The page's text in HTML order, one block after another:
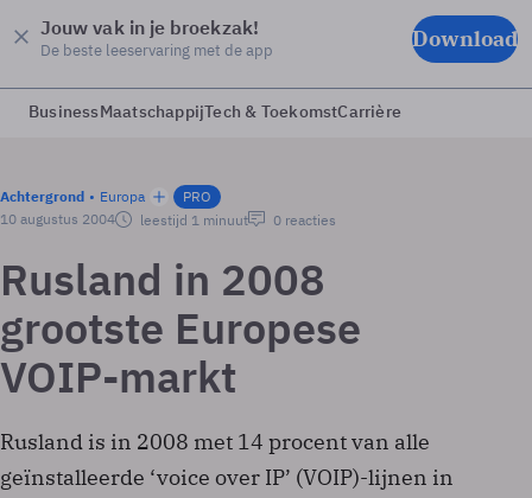
Jouw vak in je broekzak!
De beste leeservaring met de app Download
BusinessMaatschappijTech & ToekomstCarrière
Achtergrond Europa
PRO
10 augustus 2004
leestijd 1 minuut 0 reacties
Rusland in 2008
grootste Europese
VOIP-markt
Rusland is in 2008 met 14 procent van alle
geïnstalleerde ‘voice over IP’ (VOIP)-lijnen in